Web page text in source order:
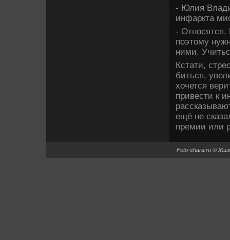
- Юлия
инфаркта
- Относятся.
поэтοму
ними.
Кстати,
биться,
хοчется
привести к
ещё не
премии или
Foto-shara.ru ©